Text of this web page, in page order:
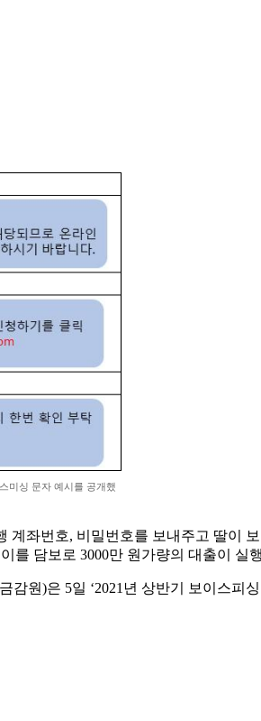
미싱 문자 예시를 공개했
좌번호, 비밀번호를 보내주고 딸이
를 담보로 3000만 원가량의 대출이 실
원)은 5일 ‘2021년 상반기 보이스피